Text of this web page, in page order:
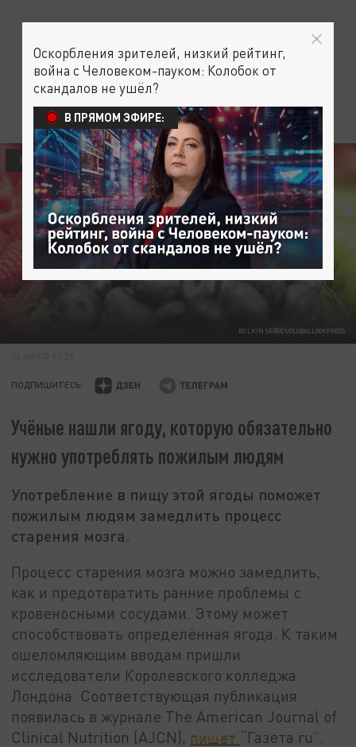
BULKIN SERGEY/GLOBALLOOKPRESS
ОБЩЕСТВО
ПОДПИШИТЕСЬ:
Учёные нашли ягоду, которую обязательно
нужно употреблять пожилым людям
Употребление в пищу этой ягоды поможет
пожилым людям замедлить процесс
старения мозга.
Процесс старения мозга можно замедлить,
как и предотвратить ранние проблемы с
кровеносными сосудами. Этому может
способствовать определённая ягода. К таким
ошеломляющим вводам пришли
исследователи Королевского колледжа
Лондона. Соответствующая публикация
появилась в журнале The American Journal of
Clinical Nutrition (AJCN), пишет “Газета.ru”.
Оскорбления зрителей, низкий рейтинг,
война с Человеком-пауком: Колобок от
скандалов не ушёл?
В ПРЯМОМ ЭФИРЕ: